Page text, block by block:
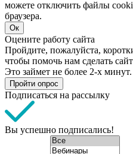
можете отключить файлы
браузера.
Ок
Оцените работу сайта
Пройдите, пожалуйста,
чтобы помочь нам сделать
Это займет не более 2-х минут.
Пройти опрос
Подписаться на рассылку
Вы успешно подписались!